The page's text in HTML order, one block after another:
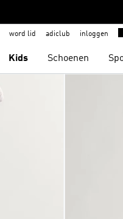
word lid adiclub inloggen
Kids Schoenen